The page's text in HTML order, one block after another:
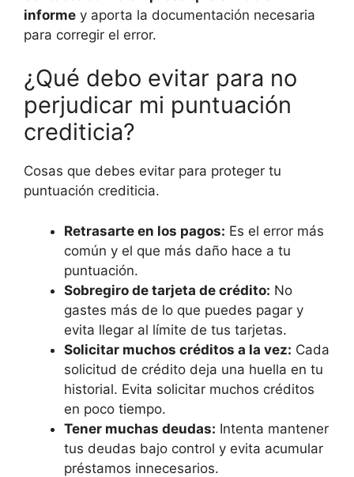
informe y aporta la documentación necesaria
para corregir el error.
¿Qué debo evitar para no
perjudicar mi puntuación
crediticia?
Cosas que debes evitar para proteger tu
puntuación crediticia.
Retrasarte en los pagos: Es el error más
común y el que más daño hace a tu
puntuación.
Sobregiro de tarjeta de crédito: No
gastes más de lo que puedes pagar y
evita llegar al límite de tus tarjetas.
Solicitar muchos créditos a la vez: Cada
solicitud de crédito deja una huella en tu
historial. Evita solicitar muchos créditos
en poco tiempo.
Tener muchas deudas: Intenta mantener
tus deudas bajo control y evita acumular
préstamos innecesarios.